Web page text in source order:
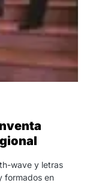
wave y letras
formados en